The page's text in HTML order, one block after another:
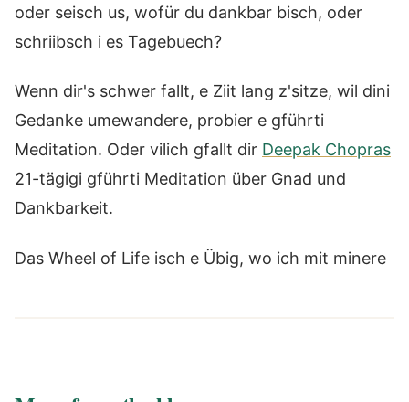
oder seisch us, wofür du dankbar bisch, oder
schriibsch i es Tagebuech?
Wenn dir's schwer fallt, e Ziit lang z'sitze, wil dini
Gedanke umewandere, probier e gführti
Meditation. Oder vilich gfallt dir Deepak Chopras
21-tägigi gführti Meditation über Gnad und
Dankbarkeit.
Das Wheel of Life isch e Übig, wo ich mit minere